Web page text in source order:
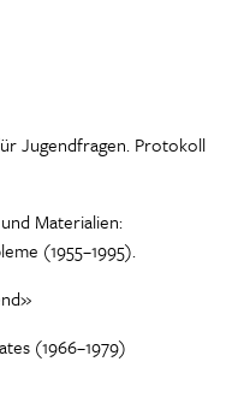
Jugendfragen. Protokoll
Materialien:
(1955–1995).
(1966–1979)